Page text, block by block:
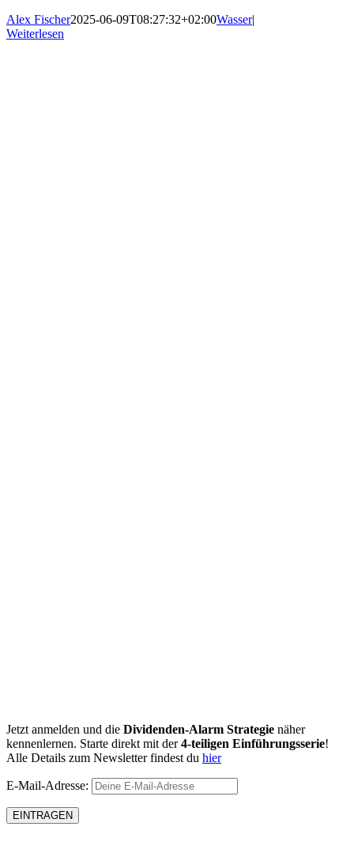
Alex Fischer2025-06-09T08:27:32+02:00Wasser|
Weiterlesen
Jetzt anmelden und die Dividenden-Alarm Strategie näher
kennenlernen. Starte direkt mit der4-teiligen Einführungsserie!
Alle Details zum Newsletter findest du hier
E-Mail-Adresse: